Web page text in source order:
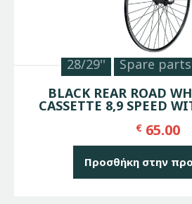
28/29'' Spare parts
BLACK REAR ROAD
CASSETTE 8,9 SPEED
€ 65.00
Προσθήκη στην